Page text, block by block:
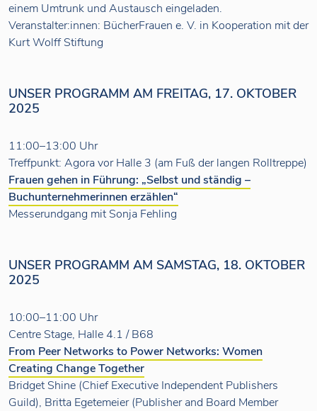
einem Umtrunk und Austausch eingeladen.
Veranstalter:innen: BücherFrauen e. V. in Kooperation mit der
Kurt Wolff Stiftung
UNSER PROGRAMM AM FREITAG, 17. OKTOBER
2025
11:00–13:00 Uhr
Treffpunkt: Agora vor Halle 3 (am Fuß der langen Rolltreppe)
Frauen gehen in Führung: „Selbst und ständig –
Buchunternehmerinnen erzählen“
Messerundgang mit Sonja Fehling
UNSER PROGRAMM AM SAMSTAG, 18. OKTOBER
2025
10:00–11:00 Uhr
Centre Stage, Halle 4.1 / B68
From Peer Networks to Power Networks: Women
Creating Change Together
Bridget Shine (Chief Executive Independent Publishers
Guild), Britta Egetemeier (Publisher and Board Member